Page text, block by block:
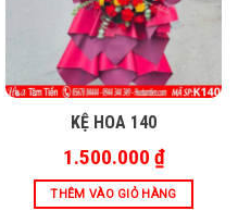
KỆ HOA 140
1.500.000 ₫
THÊM VÀO GIỎ HÀNG